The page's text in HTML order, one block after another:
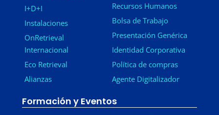
I+D+I
Instalaciones
OnRetrieval
Internacional
Eco Retrieval
Alianzas
Recursos Humanos
Bolsa de Trabajo
Presentación Genérica
Identidad Corporativa
Política de compras
Agente Digitalizador
Formación y Eventos